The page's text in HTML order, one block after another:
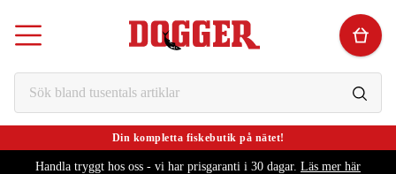
Din kompletta fiskebutik på nätet!
Handla tryggt hos oss - vi har prisgaranti i 30 dagar. Läs mer här